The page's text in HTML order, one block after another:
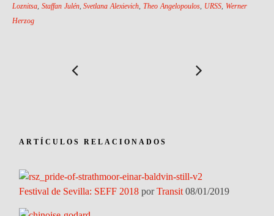
Loznitsa, Staffan Julén,Svetlana Alexievich,Theo Angelopoulos, URSS, Werner
Herzog
ARTÍCULOS RELACIONADOS
Festival de Sevilla: SEFF 2018 porTransit 08/01/2019